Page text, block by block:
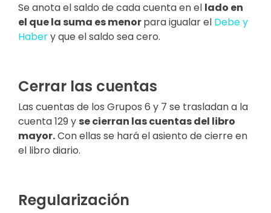
Se anota el saldo de cada cuenta en el lado en
el que la suma es menorpara igualar el Debe y
Habery que el saldo sea cero.
Cerrar las cuentas
Las cuentas de los Grupos 6 y 7 se trasladan a la
cuenta 129 y se cierran las cuentas del libro
mayor.Con ellas se hará el asiento de cierre en
el libro diario.
Regularización